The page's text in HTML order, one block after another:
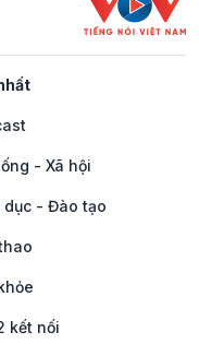
- Xã hội
dục - Đào tạo
kết nối